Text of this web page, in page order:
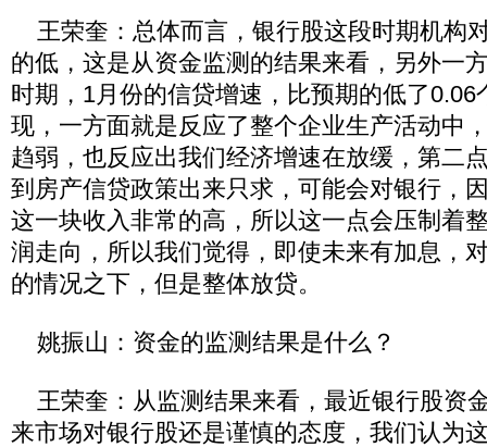
王荣奎：总体而言，银行股这段时期机构
的低，这是从资金监测的结果来看，另外一
时期，1月份的信贷增速，比预期的低了0.06
现，一方面就是反应了整个企业生产活动中
趋弱，也反应出我们经济增速在放缓，第二
到房产信贷政策出来只求，可能会对银行，
这一块收入非常的高，所以这一点会压制着
润走向，所以我们觉得，即使未来有加息，
的情况之下，但是整体放贷。
姚振山：资金的监测结果是什么？
王荣奎：从监测结果来看，最近银行股资
来市场对银行股还是谨慎的态度，我们认为